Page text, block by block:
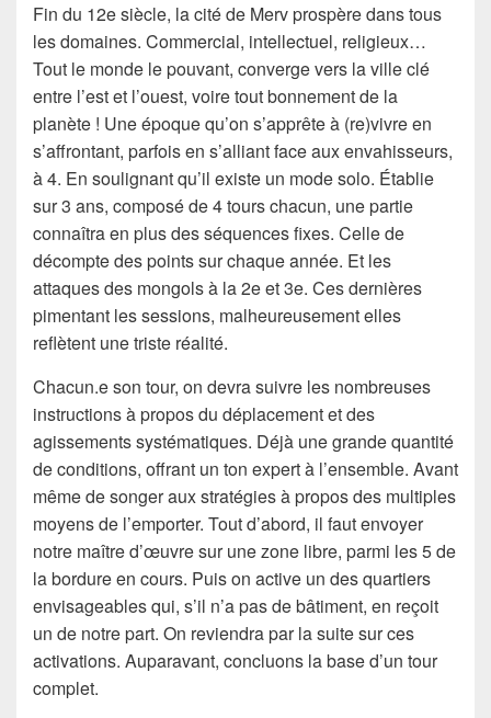
Fin du 12e siècle, la cité de Merv prospère dans tous
les domaines. Commercial, intellectuel, religieux…
Tout le monde le pouvant, converge vers la ville clé
entre l’est et l’ouest, voire tout bonnement de la
planète ! Une époque qu’on s’apprête à (re)vivre en
s’affrontant, parfois en s’alliant face aux envahisseurs,
à 4. En soulignant qu’il existe un mode solo. Établie
sur 3 ans, composé de 4 tours chacun, une partie
connaîtra en plus des séquences fixes. Celle de
décompte des points sur chaque année. Et les
attaques des mongols à la 2e et 3e. Ces dernières
pimentant les sessions, malheureusement elles
reflètent une triste réalité.
Chacun.e son tour, on devra suivre les nombreuses
instructions à propos du déplacement et des
agissements systématiques. Déjà une grande quantité
de conditions, offrant un ton expert à l’ensemble. Avant
même de songer aux stratégies à propos des multiples
moyens de l’emporter. Tout d’abord, il faut envoyer
notre maître d’œuvre sur une zone libre, parmi les 5 de
la bordure en cours. Puis on active un des quartiers
envisageables qui, s’il n’a pas de bâtiment, en reçoit
un de notre part. On reviendra par la suite sur ces
activations. Auparavant, concluons la base d’un tour
complet.